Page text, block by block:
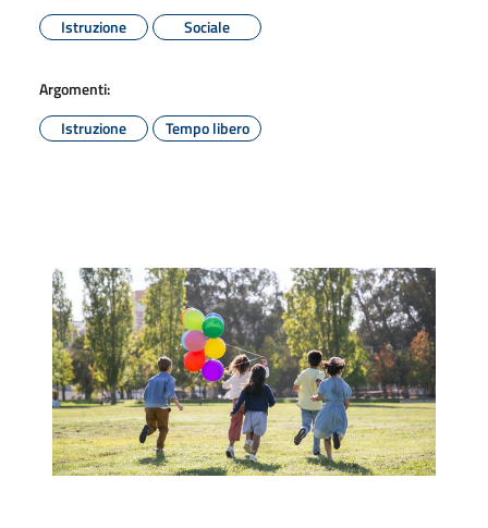
Istruzione
Sociale
Argomenti:
Istruzione
Tempo libero